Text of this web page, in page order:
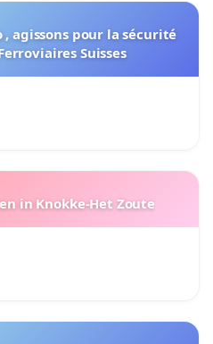
agissons pour la sécurité
Suisses
in Knokke-Het Zoute